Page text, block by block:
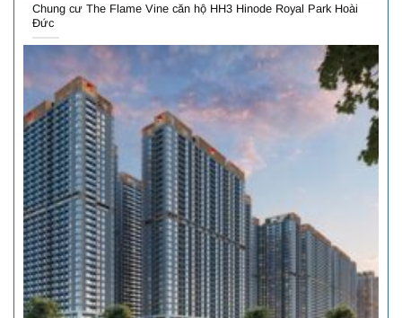
Chung cư The Flame Vine căn hộ HH3 Hinode Royal Park Hoài
Đức